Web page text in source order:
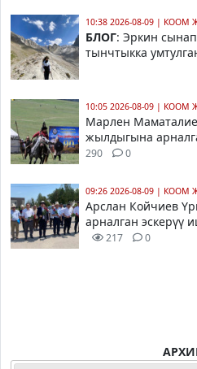
10:38 2026-08-09 | КООМ
БЛОГ: Эркин
тынчтыкка
10:05 2026-08-09 | КООМ
Марлен
жылдыгына
290 0
09:26 2026-08-09 | КООМ
Арслан Койчиев
арналган
217 0